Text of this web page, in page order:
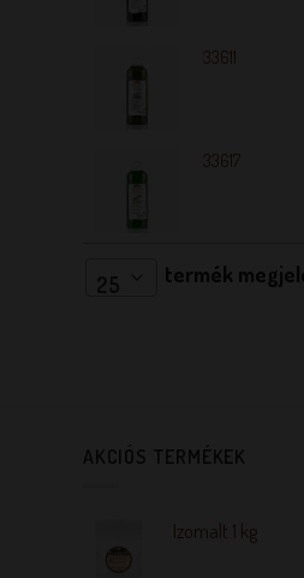
33611
33617
termék
AKCIÓS TERMÉKEK
Izomalt 1 kg